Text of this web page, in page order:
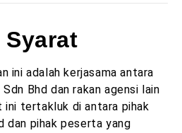
Syarat
ini adalah kerjasama antara
Bhd dan rakan agensi lain
ini tertakluk di antara pihak
dan pihak peserta yang